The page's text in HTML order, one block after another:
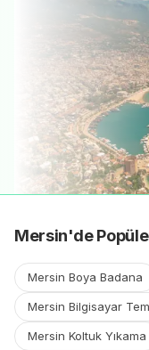
Mersin'de
Mersin Boya Badana
Mersin Bilgisayar
Mersin Koltuk Yıkama